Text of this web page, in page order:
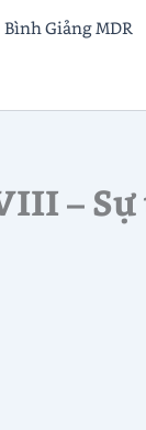
Bình Giảng MDR
–